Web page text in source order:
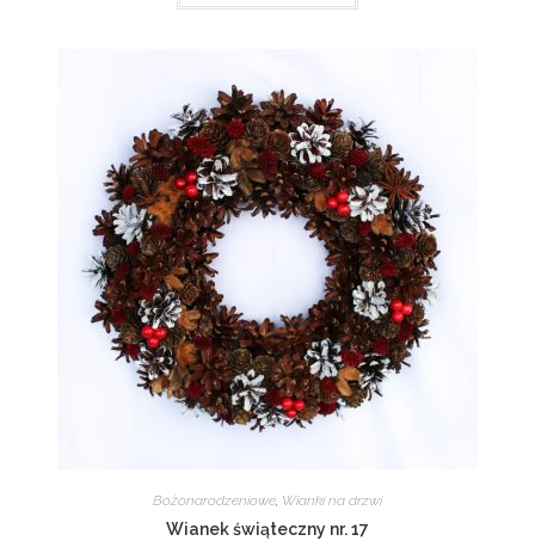
Bożonarodzeniowe Wianki na drzwi
Wianek świąteczny nr. 17